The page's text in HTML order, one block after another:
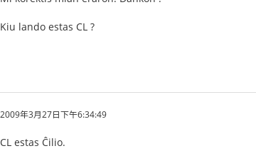
Kiu lando estas CL ?
2009年3月27日下午6:34:49
CL estas Ĉilio.